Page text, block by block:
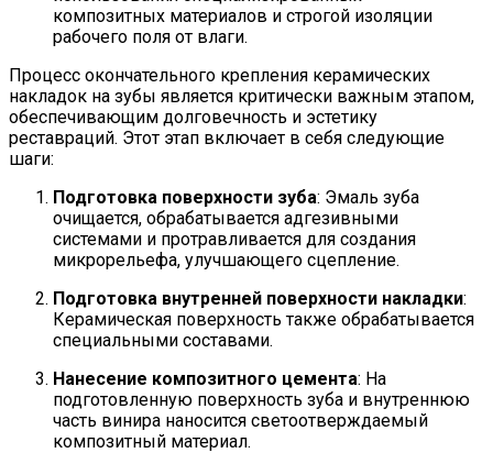
композитных материалов и строгой изоляции
рабочего поля от влаги.
Процесс окончательного крепления керамических
накладок на зубы является критически важным этапом,
обеспечивающим долговечность и эстетику
реставраций. Этот этап включает в себя следующие
шаги:
Подготовка поверхности зуба: Эмаль зуба
очищается, обрабатывается адгезивными
системами и протравливается для создания
микрорельефа, улучшающего сцепление.
Подготовка внутренней поверхности накладки:
Керамическая поверхность также обрабатывается
специальными составами.
Нанесение композитного цемента: На
подготовленную поверхность зуба и внутреннюю
часть винира наносится светоотверждаемый
композитный материал.